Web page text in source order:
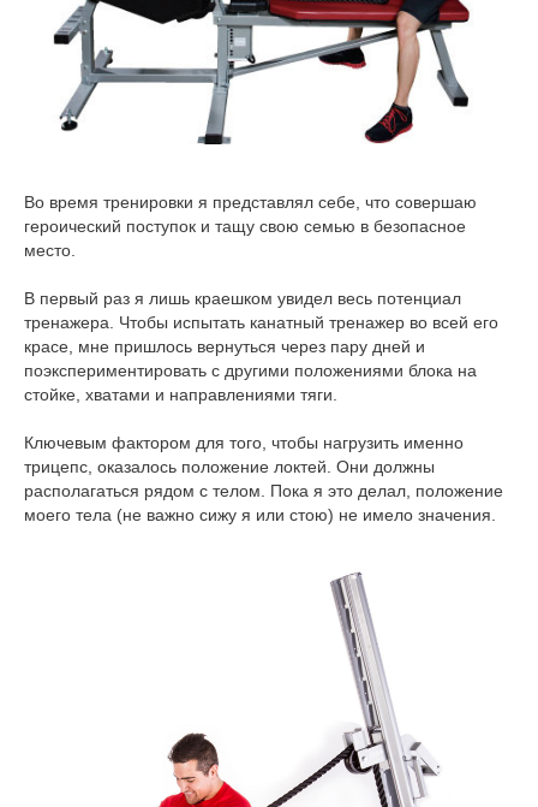
Во время тренировки я представлял себе, что совершаю
героический поступок и тащу свою семью в безопасное
место.
В первый раз я лишь краешком увидел весь потенциал
тренажера. Чтобы испытать канатный тренажер во всей его
красе, мне пришлось вернуться через пару дней и
поэкспериментировать с другими положениями блока на
стойке, хватами и направлениями тяги.
Ключевым фактором для того, чтобы нагрузить именно
трицепс, оказалось положение локтей. Они должны
располагаться рядом с телом. Пока я это делал, положение
моего тела (не важно сижу я или стою) не имело значения.